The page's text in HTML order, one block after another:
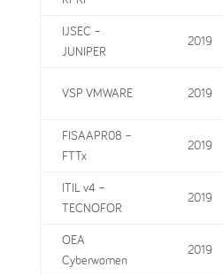
IJSEC –
JUNIPER
2019
VSP VMWARE 2019
FISAAPR08 –
FTTx
2019
ITIL v4 –
TECNOFOR
2019
OEA
Cyberwomen
2019